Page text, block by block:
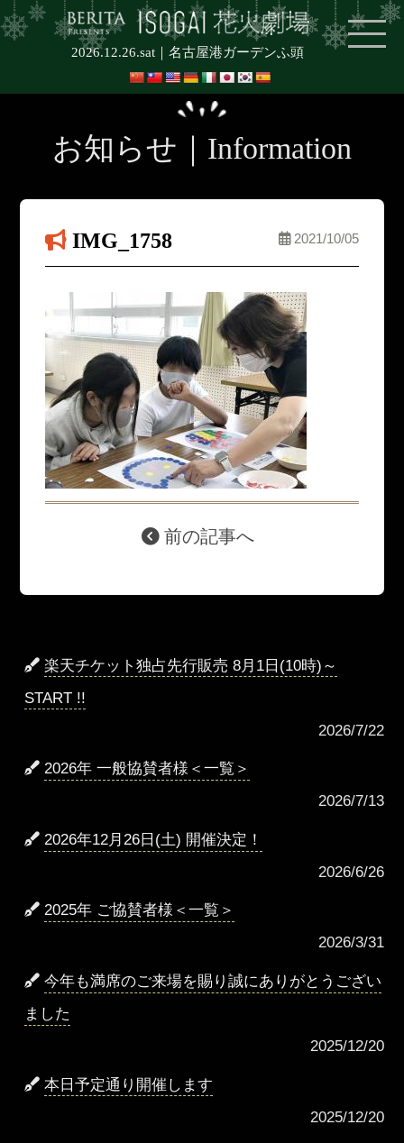
2026.12.26.sat｜名古屋港ガーデンふ頭
お知らせ｜Information
IMG_1758 2021/10/05
前の記事へ
楽天チケット独占先行販売 8月1日(10時)～
START !!
2026/7/22
2026年 一般協賛者様＜一覧＞
2026/7/13
2026年12月26日(土) 開催決定！
2026/6/26
2025年 ご協賛者様＜一覧＞
2026/3/31
今年も満席のご来場を賜り誠にありがとうござい
ました
2025/12/20
本日予定通り開催します
2025/12/20